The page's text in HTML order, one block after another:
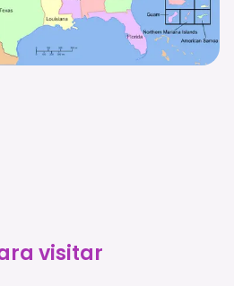
visitar